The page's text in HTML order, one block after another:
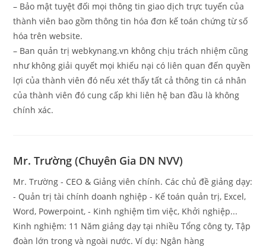
– Bảo mật tuyệt đối mọi thông tin giao dịch trực tuyến của
thành viên bao gồm thông tin hóa đơn kế toán chứng từ số
hóa trên website.
– Ban quản trị webkynang.vn không chịu trách nhiệm cũng
như không giải quyết mọi khiếu nại có liên quan đến quyền
lợi của thành viên đó nếu xét thấy tất cả thông tin cá nhân
của thành viên đó cung cấp khi liên hệ ban đầu là không
chính xác.
Mr. Trường (Chuyên Gia DN NVV)
Mr. Trường - CEO & Giảng viên chính. Các chủ đề giảng dạy:
- Quản trị tài chính doanh nghiệp - Kế toán quản trị, Excel,
Word, Powerpoint, - Kinh nghiệm tìm việc, Khởi nghiệp...
Kinh nghiệm: 11 Năm giảng dạy tại nhiều Tổng công ty, Tập
đoàn lớn trong và ngoài nước. Ví dụ: Ngân hàng